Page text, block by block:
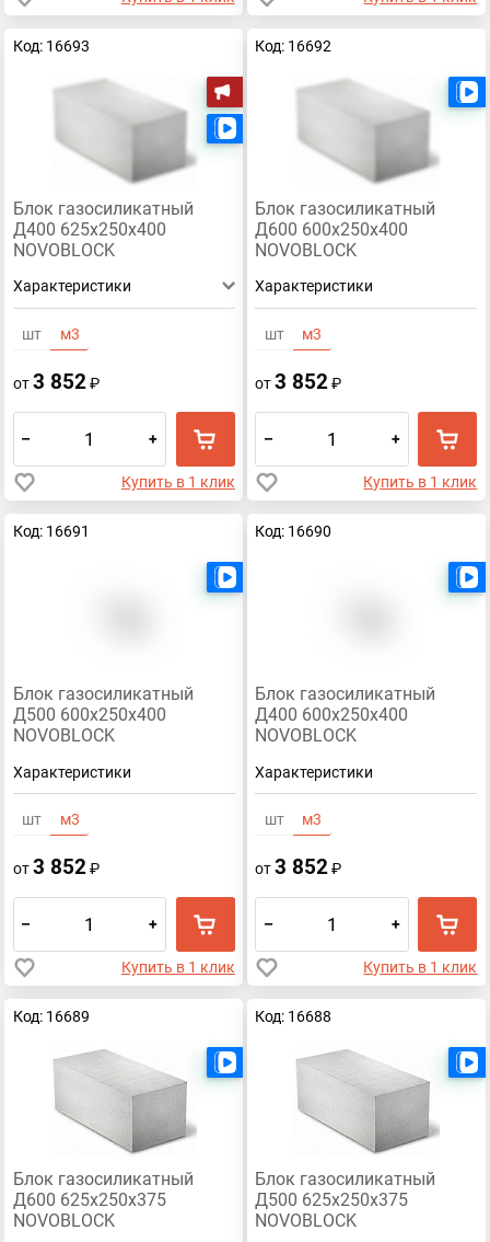
Код: 16693
Блок газосиликатный
Д400 625х250х400
NOVOBLOCK
Характеристики
шт м3
от3 852₽
– +
Купить в 1 клик
Код: 16692
Блок газосиликатный
Д600 600х250х400
NOVOBLOCK
Характеристики
шт м3
от3 852₽
– +
Купить в 1 клик
Код: 16691
Блок газосиликатный
Д500 600х250х400
NOVOBLOCK
Характеристики
шт м3
от3 852₽
– +
Купить в 1 клик
Код: 16690
Блок газосиликатный
Д400 600х250х400
NOVOBLOCK
Характеристики
шт м3
от3 852₽
– +
Купить в 1 клик
Код: 16689
Блок газосиликатный
Д600 625х250х375
NOVOBLOCK
Код: 16688
Блок газосиликатный
Д500 625х250х375
NOVOBLOCK